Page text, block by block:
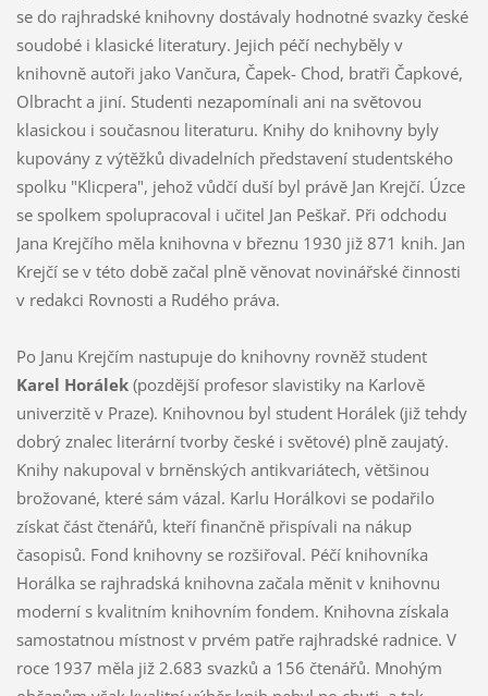
se do rajhradské knihovny dostávaly hodnotné svazky české
soudobé i klasické literatury. Jejich péčí nechyběly v
knihovně autoři jako Vančura, Čapek- Chod, bratři Čapkové,
Olbracht a jiní. Studenti nezapomínali ani na světovou
klasickou i současnou literaturu. Knihy do knihovny byly
kupovány z výtěžků divadelních představení studentského
spolku "Klicpera", jehož vůdčí duší byl právě Jan Krejčí. Úzce
se spolkem spolupracoval i učitel Jan Peškař. Při odchodu
Jana Krejčího měla knihovna v březnu 1930 již 871 knih. Jan
Krejčí se v této době začal plně věnovat novinářské činnosti
v redakci Rovnosti a Rudého práva.
Po Janu Krejčím nastupuje do knihovny rovněž student
Karel Horálek(pozdější profesor slavistiky na Karlově
univerzitě v Praze). Knihovnou byl student Horálek (již tehdy
dobrý znalec literární tvorby české i světové) plně zaujatý.
Knihy nakupoval v brněnských antikvariátech, většinou
brožované, které sám vázal. Karlu Horálkovi se podařilo
získat část čtenářů, kteří finančně přispívali na nákup
časopisů. Fond knihovny se rozšiřoval. Péčí knihovníka
Horálka se rajhradská knihovna začala měnit v knihovnu
moderní s kvalitním knihovním fondem. Knihovna získala
samostatnou místnost v prvém patře rajhradské radnice. V
roce 1937 měla již 2.683 svazků a 156 čtenářů. Mnohým